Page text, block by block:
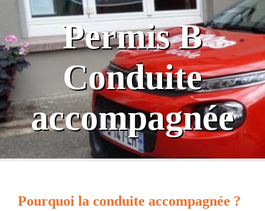
Permis B
Conduite
accompagnée
Pourquoi la conduite accompagnée ?